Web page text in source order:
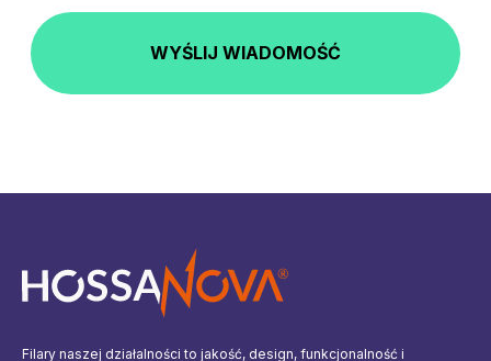
WYŚLIJ WIADOMOŚĆ
Filary naszej działalności to jakość, design, funkcjonalność i